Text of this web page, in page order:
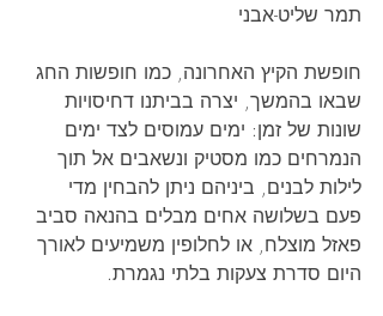
תמר שליט-אבני
חופשת הקיץ האחרונה, כמו חופשות החג
שבאו בהמשך, יצרה בביתנו דחיסויות
שונות של זמן: ימים עמוסים לצד ימים
הנמרחים כמו מסטיק ונשאבים אל תוך
לילות לבנים, ביניהם ניתן להבחין מדי
פעם בשלושה אחים מבלים בהנאה סביב
פאזל מוצלח, או לחלופין משמיעים לאורך
היום סדרת צעקות בלתי נגמרת.